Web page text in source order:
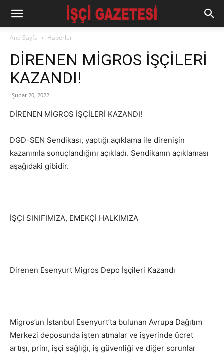
Ana Sayfa Haberler
DİRENEN MİGROS İŞÇİLERİ
KAZANDI!
Şubat 20, 2022
DİRENEN MİGROS İŞÇİLERİ KAZANDI!
DGD-SEN Sendikası, yaptığı açıklama ile direnişin
kazanımla sonuçlandığını açıkladı. Sendikanın açıklaması
aşağıdaki gibidir.
İŞÇI SINIFIMIZA, EMEKÇİ HALKIMIZA
Direnen Esenyurt Migros Depo İşçileri Kazandı
Migros’un İstanbul Esenyurt’ta bulunan Avrupa Dağıtım
Merkezi deposunda işten atmalar ve işyerinde ücret
artışı, prim, işçi sağlığı, iş güvenliği ve diğer sorunlar